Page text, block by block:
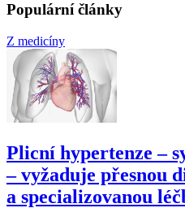
Populární články
Z medicíny
Plicní hypertenze –⁠
–⁠ vyžaduje přesnou
a specializovanou